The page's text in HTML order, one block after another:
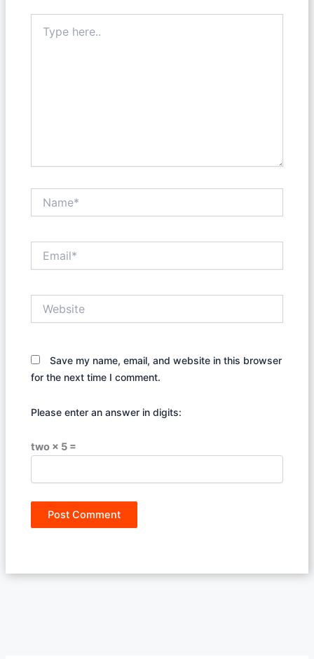
here..
Save my name, email, and website in this browser
for the next time I comment.
Please enter an answer in digits:
two × 5 =